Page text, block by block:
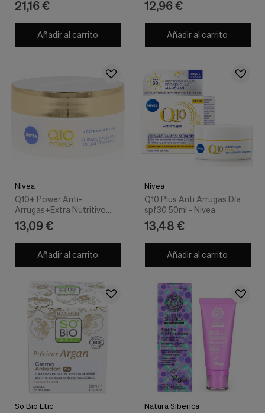
21,16 €
Añadir al carrito
12,96 €
Añadir al carrito
Nivea
Q10+ Power Anti-
Arrugas+Extra Nutritivo
Spf15 50 Ml
13,09 €
Añadir al carrito
Nivea
Q10 Plus Anti Arrugas Día
spf30 50ml - Nivea
13,48 €
Añadir al carrito
So Bio Etic Natura Siberica